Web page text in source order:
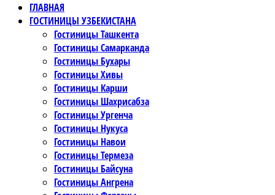
ГЛАВНАЯ
ГОСТИНИЦЫ УЗБЕКИСТАНА
Гостиницы Ташкента
Гостиницы Самарканда
Гостиницы Бухары
Гостиницы Хивы
Гостиницы Карши
Гостиницы Шахрисабза
Гостиницы Ургенча
Гостиницы Нукуса
Гостиницы Навои
Гостиницы Термеза
Гостиницы Байсуна
Гостиницы Ангрена